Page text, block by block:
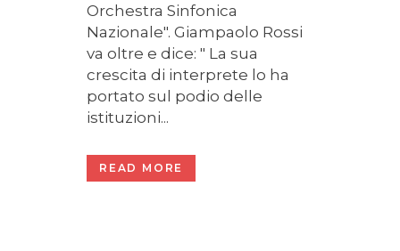
Orchestra Sinfonica
Nazionale". Giampaolo Rossi
va oltre e dice: " La sua
crescita di interprete lo ha
portato sul podio delle
istituzioni...
READ MORE